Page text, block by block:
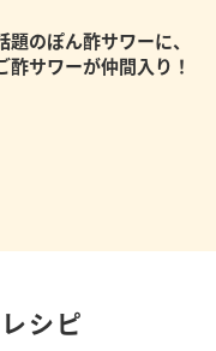
題のぽん酢サワーに、
酢サワーが仲間入り！
シピ